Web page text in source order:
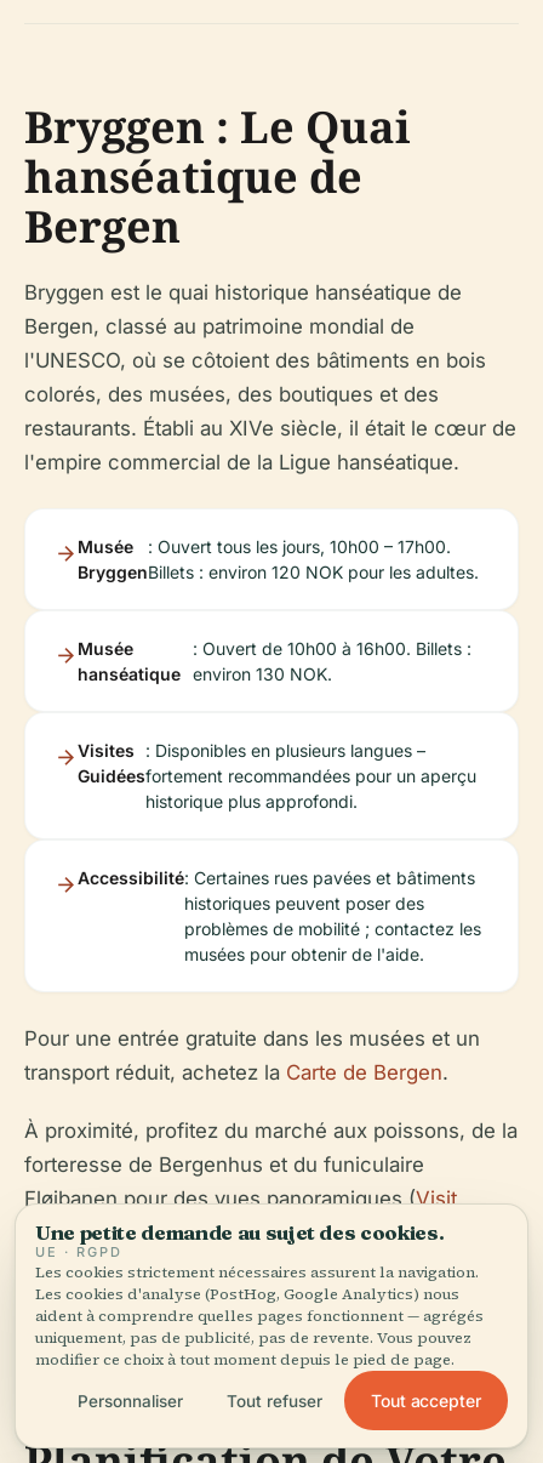
Bryggen : Le Quai
hanséatique de
Bergen
Bryggen est le quai historique hanséatique de
Bergen, classé au patrimoine mondial de
l'UNESCO, où se côtoient des bâtiments en bois
colorés, des musées, des boutiques et des
restaurants. Établi au XIVe siècle, il était le cœur de
l'empire commercial de la Ligue hanséatique.
Musée
Bryggen
: Ouvert tous les jours, 10h00 – 17h00.
Billets : environ 120 NOK pour les adultes.
Musée
hanséatique
: Ouvert de 10h00 à 16h00. Billets :
environ 130 NOK.
Visites
Guidées
: Disponibles en plusieurs langues –
fortement recommandées pour un aperçu
historique plus approfondi.
Accessibilité: Certaines rues pavées et bâtiments
historiques peuvent poser des
problèmes de mobilité ; contactez les
musées pour obtenir de l'aide.
Pour une entrée gratuite dans les musées et un
transport réduit, achetez la Carte de Bergen.
À proximité, profitez du marché aux poissons, de la
forteresse de Bergenhus et du funiculaire
Fløibanen pour des vues panoramiques (Visit
Bergen,Transports en Commun Skyss).
Résumé et
Une petite demande au sujet des cookies.
UE · RGPD
Les cookies strictement nécessaires assurent la navigation.
Les cookies d'analyse (PostHog, Google Analytics) nous
aident à comprendre quelles pages fonctionnent — agrégés
uniquement, pas de publicité, pas de revente. Vous pouvez
modifier ce choix à tout moment depuis le pied de page.
Personnaliser Tout refuser Tout accepter